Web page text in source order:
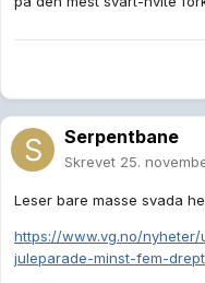
Serpentbane
Skrevet 25.
Leser bare masse svada
https://www.vg.no/
juleparade-minst-fem-drept